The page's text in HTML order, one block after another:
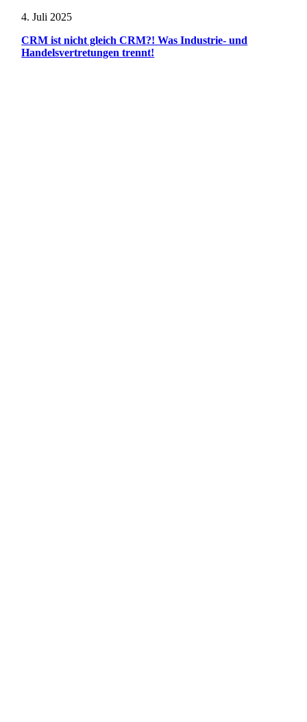
4. Juli 2025
CRM ist nicht gleich CRM?! Was Industrie- und
Handelsvertretungen trennt!